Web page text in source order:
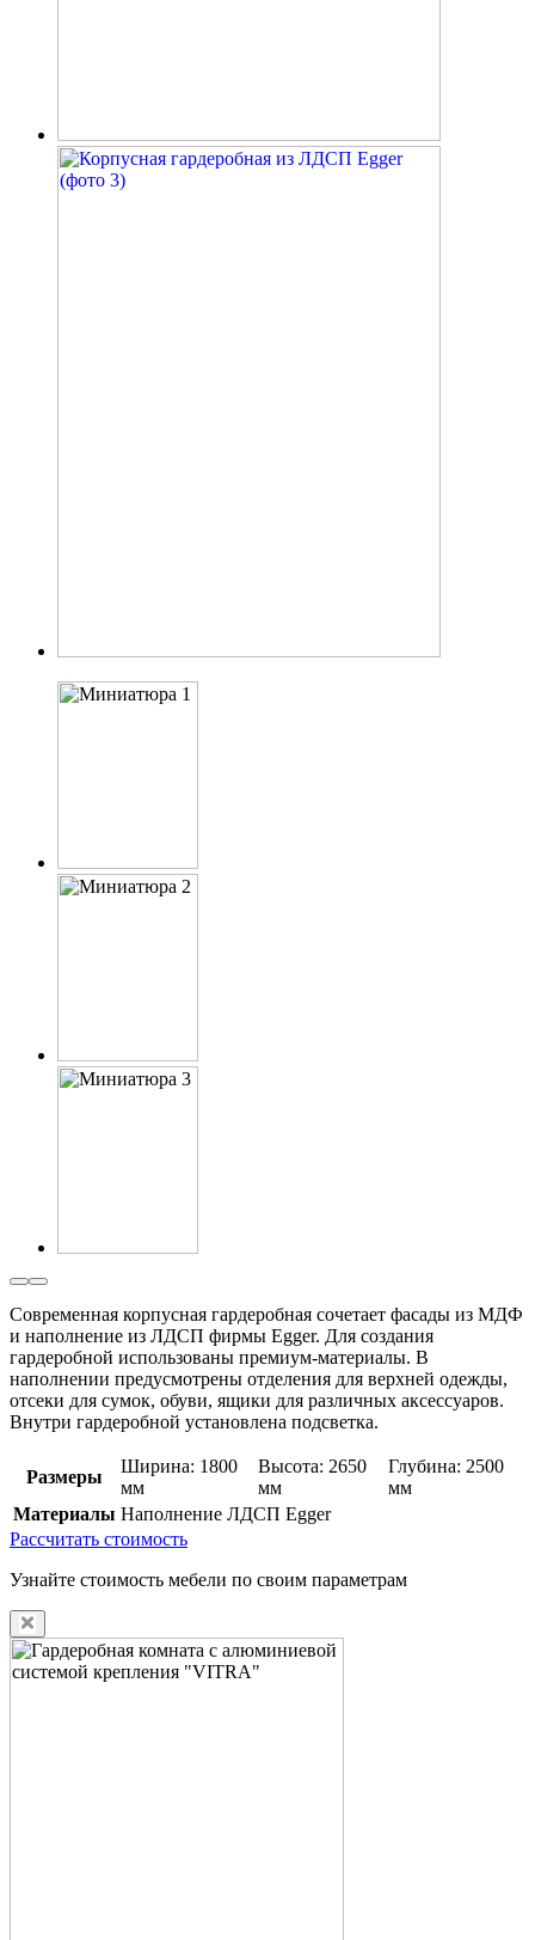
Современная корпусная гардеробная сочетает фасады из МДФ
и наполнение из ЛДСП фирмы Egger. Для создания
гардеробной использованы премиум-материалы. В
наполнении предусмотрены отделения для верхней одежды,
отсеки для сумок, обуви, ящики для различных аксессуаров.
Внутри гардеробной установлена подсветка.
Размеры
Ширина: 1800
мм
Высота: 2650
мм
Глубина: 2500
мм
Материалы Наполнение ЛДСП Egger
Рассчитать стоимость
Узнайте стоимость мебели по своим параметрам